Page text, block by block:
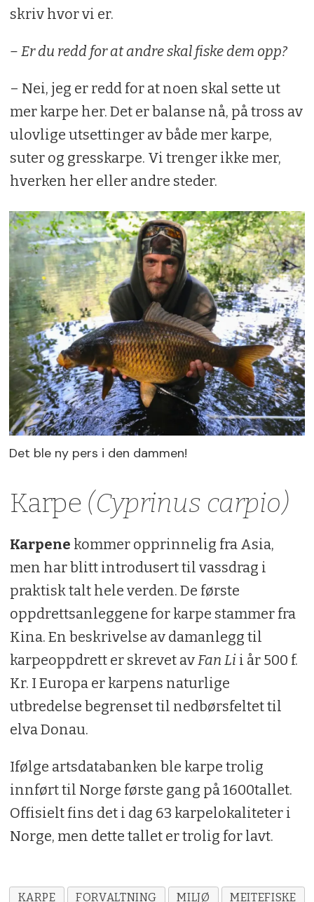
skriv hvor vi er.
– Er du redd for at andre skal fiske dem opp?
– Nei, jeg er redd for at noen skal sette ut
mer karpe her. Det er balanse nå, på tross av
ulovlige utsettinger av både mer karpe,
suter og gresskarpe. Vi trenger ikke mer,
hverken her eller andre steder.
Det ble ny pers i den dammen!
Karpe (Cyprinus carpio)
Karpene kommer opprinnelig fra Asia,
men har blitt introdusert til vassdrag i
praktisk talt hele verden. De første
oppdrettsanleggene for karpe stammer fra
Kina. En beskrivelse av damanlegg til
karpeoppdrett er skrevet avFan Li i år 500 f.
Kr. I Europa er karpens naturlige
utbredelse begrenset til nedbørsfeltet til
elva Donau.
Ifølge artsdatabanken ble karpe trolig
innført til Norge første gang på 1600­tallet.
Offisielt fins det i dag 63 karpelokaliteter i
Norge, men dette tallet er trolig for lavt.
KARPE FORVALTNING MILJØ MEITEFISKE